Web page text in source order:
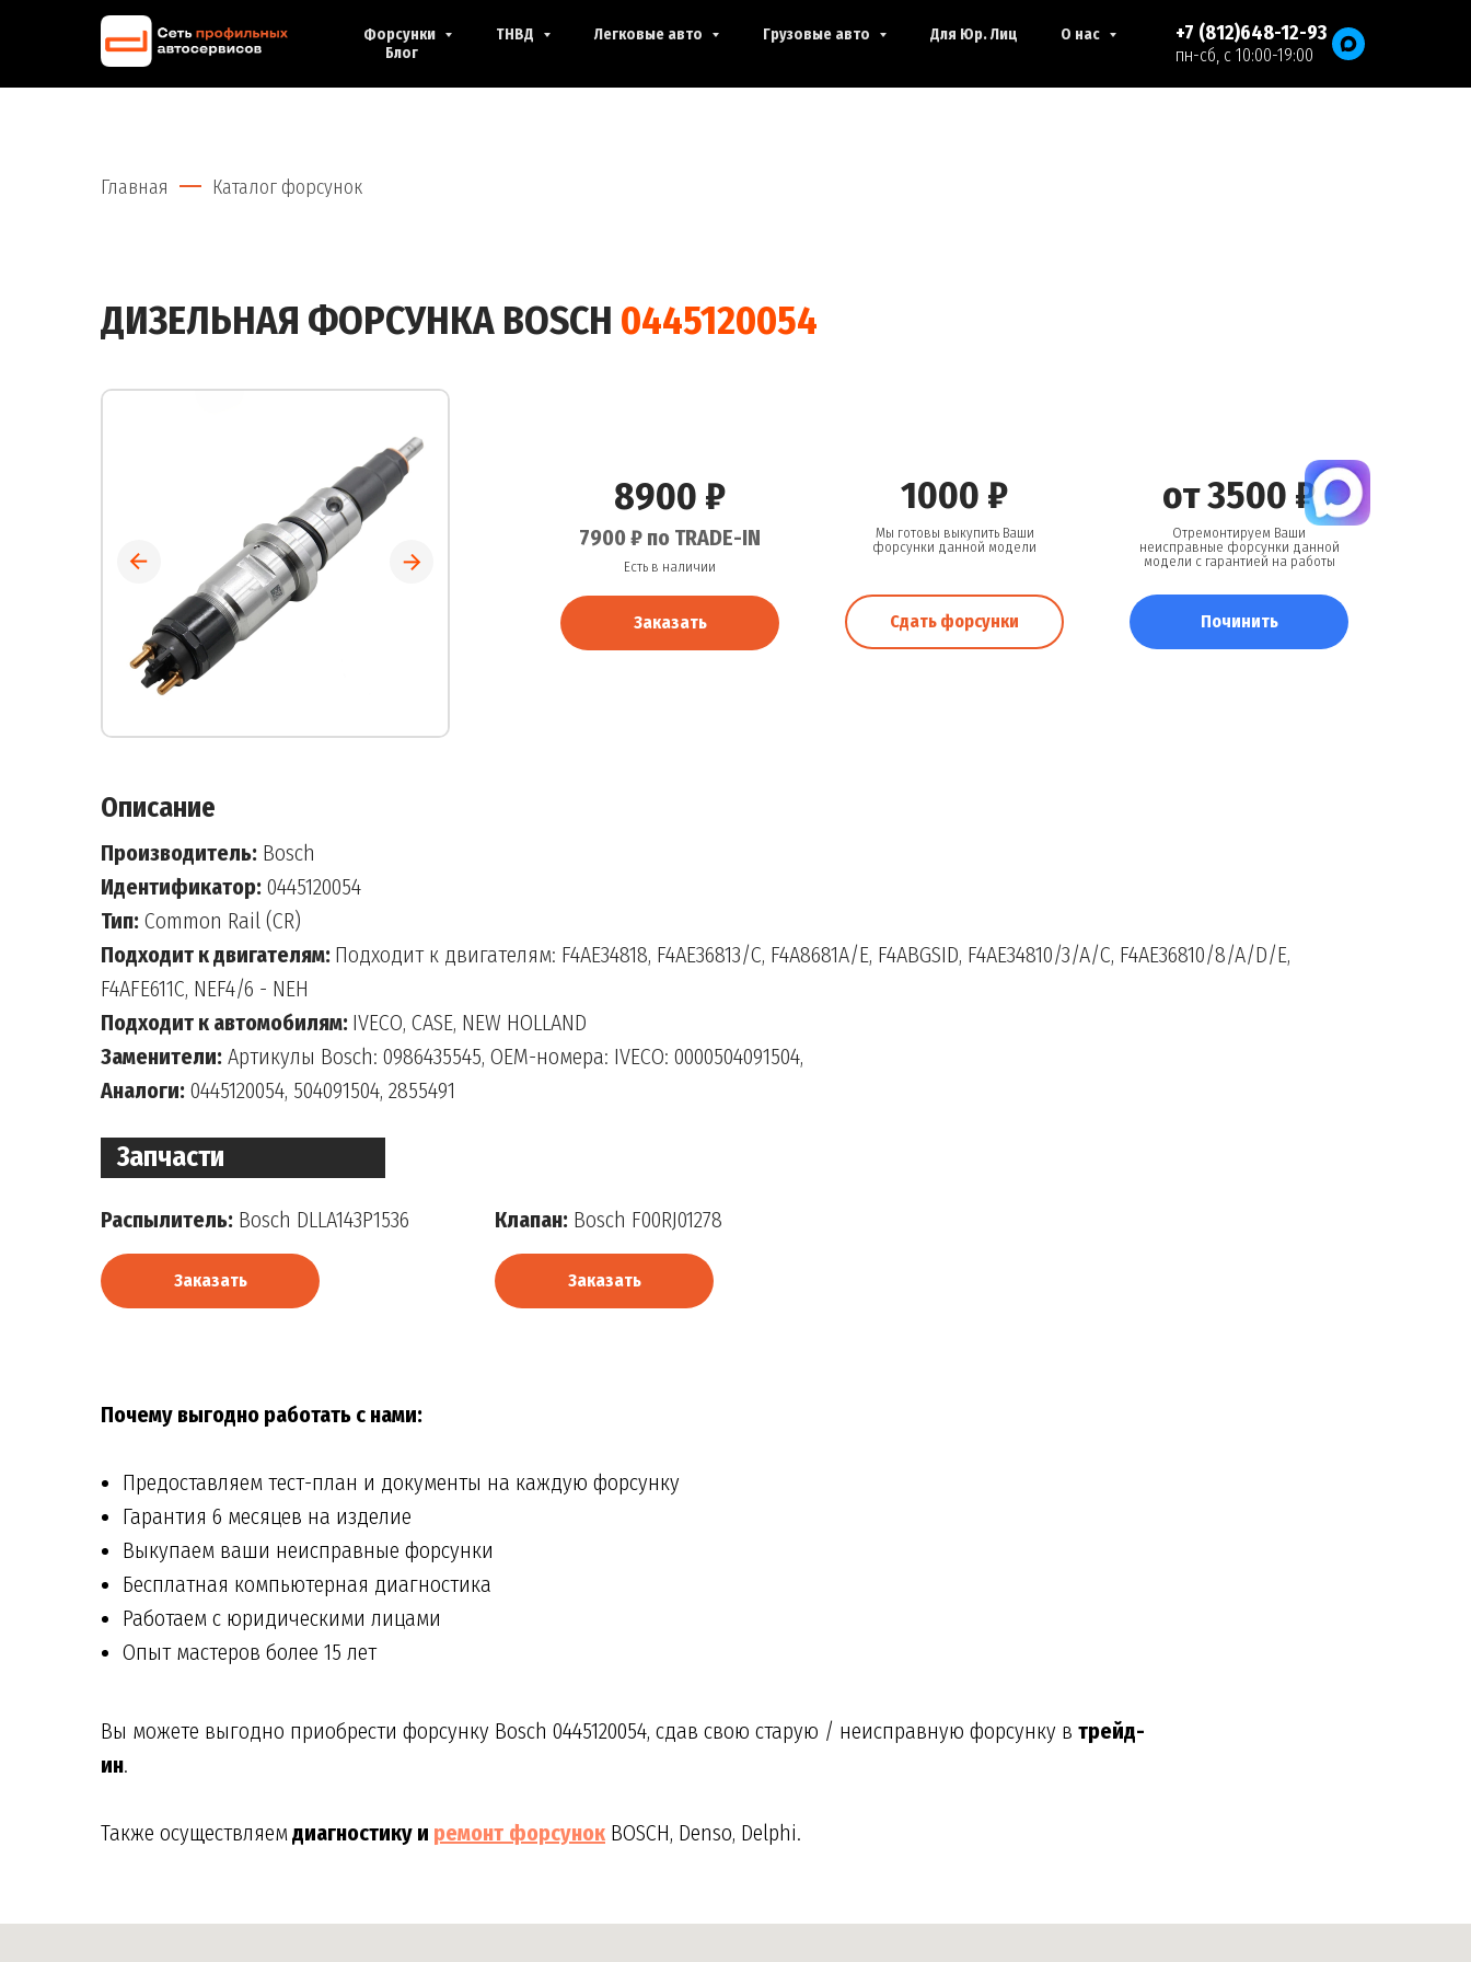
Форсунки ТНВД Легковые авто Грузовые авто Для Юр. Лиц
О нас
Блог
+7 (812)648-12-93
пн-сб, с 10:00-19:00
Каталог форсунок
Главная
ДИЗЕЛЬНАЯ ФОРСУНКА BOSCH 0445120054
от 3500 ₽
Починить
Отремонтируем Ваши
неисправные форсунки данной
модели с гарантией на работы
1000 ₽
Сдать форсунки
Мы готовы выкупить Ваши
форсунки данной модели
7900 ₽ по TRADE-IN
8900 ₽
Заказать
Есть в наличии
Описание
Производитель: Bosch
Идентификатор: 0445120054
Тип: Common Rail (CR)
Подходит к двигателям: Подходит к двигателям: F4AE34818, F4AE36813/С, F4A8681A/E, F4ABGSID, F4AE34810/3/A/C, F4AE36810/8/A/D/E,
F4AFE611C, NEF4/6 - NEH
Подходит к автомобилям: IVECO, CASE, NEW HOLLAND
Заменители: Артикулы Bosch: 0986435545, OEM-номера: IVECO: 0000504091504,
Аналоги: 0445120054, 504091504, 2855491
Распылитель: Bosch DLLA143P1536 Клапан: Bosch F00RJ01278
Заказать
Заказать
Запчасти
Почему выгодно работать с нами:
Предоставляем тест-план и документы на каждую форсунку
Гарантия 6 месяцев на изделие
Выкупаем ваши неисправные форсунки
Бесплатная компьютерная диагностика
Работаем с юридическими лицами
Опыт мастеров более 15 лет
Вы можете выгодно приобрести форсунку Bosch 0445120054, сдав свою старую / неисправную форсунку в трейд-
ин.
Также осуществляемдиагностику и ремонт форсунок BOSCH, Denso, Delphi.